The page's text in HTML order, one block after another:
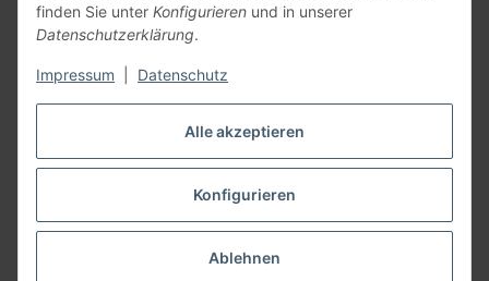
Alle akzeptieren
Konfigurieren
Ablehnen
finden Sie unter Konfigurieren und in unserer
Datenschutzerklärung.
Impressum Datenschutz
Kundenbewertungen
Zu den Bewertungen
* Alle Preise zzgl. gesetzlicher USt., zzgl.Versand